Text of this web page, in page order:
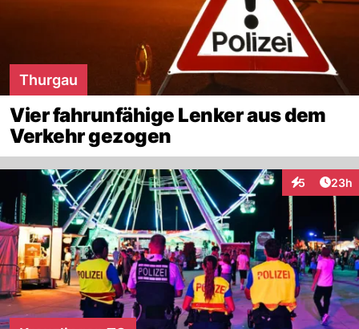
Thurgau
Vier fahrunfähige Lenker aus dem
Verkehr gezogen
5
Interaktionen
23h